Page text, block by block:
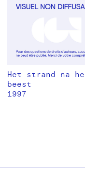
Het strand na
beest
1997